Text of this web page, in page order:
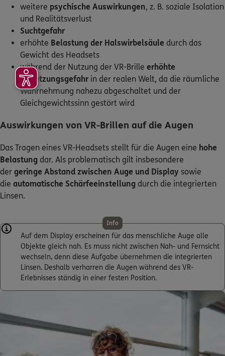
weitere psychische Auswirkungen, z. B. soziale Isolation
und Realitätsverlust
Suchtgefahr
erhöhte Belastung der Halswirbelsäule durch das
Gewicht des Headsets
während der Nutzung der VR-Brille erhöhte
Verletzungsgefahr in der realen Welt, da die räumliche
Wahrnehmung nahezu abgeschaltet und der
Gleichgewichtssinn gestört wird
Auswirkungen von VR-Brillen auf die Augen
Das Tragen eines VR-Headsets stellt für die Augen eine hohe
Belastung dar. Als problematisch gilt insbesondere
der geringe Abstand zwischen Auge und Display sowie
die automatische Schärfeeinstellung durch die integrierten
Linsen.
Info
Auf dem Display erscheinen für das menschliche Auge alle
Objekte gleich nah. Es muss nicht zwischen Nah- und Fernsicht
wechseln, denn diese Aufgabe übernehmen die integrierten
Linsen. Deshalb verharren die Augen während des VR-
Erlebnisses ständig in einer festen Position.